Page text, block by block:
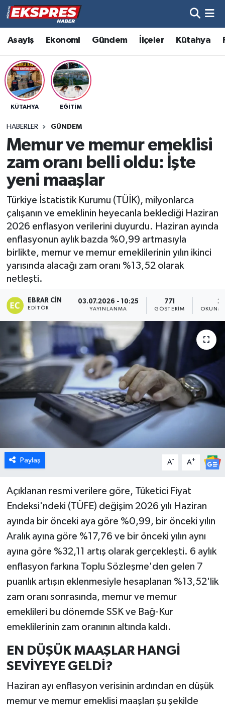
Asayiş Ekonomi Gündem İlçeler Kütahya
KÜTAHYA EĞITIM
HABERLER GÜNDEM
Memur ve memur emeklisi
zam oranı belli oldu: İşte
yeni maaşlar
Türkiye İstatistik Kurumu (TÜİK), milyonlarca
çalışanın ve emeklinin heyecanla beklediği Haziran
2026 enflasyon verilerini duyurdu. Haziran ayında
enflasyonun aylık bazda %0,99 artmasıyla
birlikte, memur ve memur emeklilerinin yılın ikinci
yarısında alacağı zam oranı %13,52 olarak
netleşti.
EBRAR CIN
EDITÖR
03.07.2026 - 10:25
YAYINLANMA
771
GÖSTERIM
2
Paylaş A- A+
Açıklanan resmi verilere göre, Tüketici Fiyat
Endeksi'ndeki (TÜFE) değişim 2026 yılı Haziran
ayında bir önceki aya göre %0,99, bir önceki yılın
Aralık ayına göre %17,76 ve bir önceki yılın aynı
ayına göre %32,11 artış olarak gerçekleşti. 6 aylık
enflasyon farkına Toplu Sözleşme'den gelen 7
puanlık artışın eklenmesiyle hesaplanan %13,52'lik
zam oranı sonrasında, memur ve memur
emeklileri bu dönemde SSK ve Bağ-Kur
emeklilerinin zam oranının altında kaldı.
EN DÜŞÜK MAAŞLAR HANGİ
SEVİYEYE GELDİ?
Haziran ayı enflasyon verisinin ardından en düşük
memur ve memur emeklisi maaşları şu şekilde
Altıntaş
Asayiş
Aslanapa
Bölge
Çavdarhisar
Dumlupınar
Dünya
Eğitim
Ekonomi
Emet
Foto Galeri
Gediz
Genel
Gündem
Hisarcık
Köşe Yazıları
Kültür Sanat
Kütahya
Magazin
Otomobil
Pazarlar
Politika
Rüya Tabirleri
Hava Durumu
Trafik Durumu
Süper Lig Puan Durumu ve Fikstür
Son Dakika Haberleri
Haber Arşivi